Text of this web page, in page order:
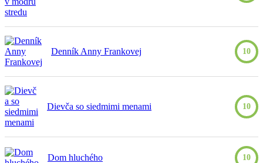
Denník Anny Frankovej 10
Dievča so siedmimi menami 10
Dom hluchého 10